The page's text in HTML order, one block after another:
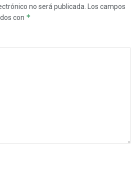
no será publicada.
Los campos
con *